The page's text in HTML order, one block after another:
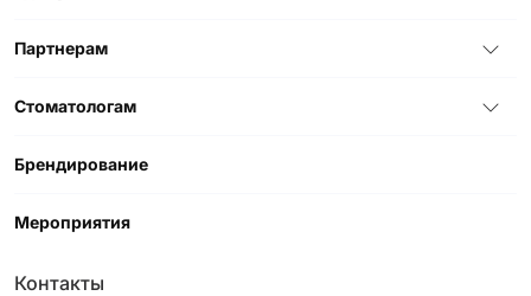
Партнерам
Стоматологам
Брендирование
Мероприятия
Контакты